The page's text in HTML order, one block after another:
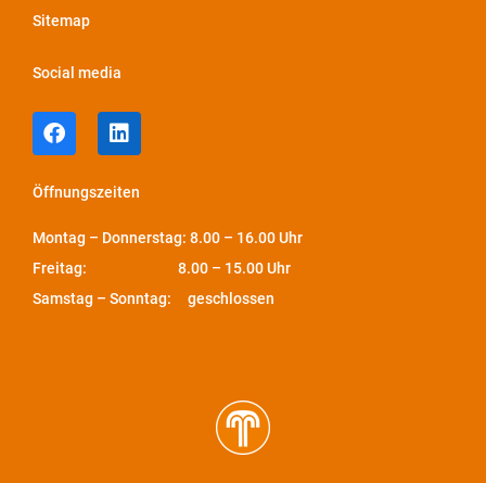
Sitemap
Social media
Öffnungszeiten
Montag – Donnerstag: 8.00 – 16.00 Uhr
Freitag: 8.00 – 15.00 Uhr
Samstag – Sonntag: geschlossen